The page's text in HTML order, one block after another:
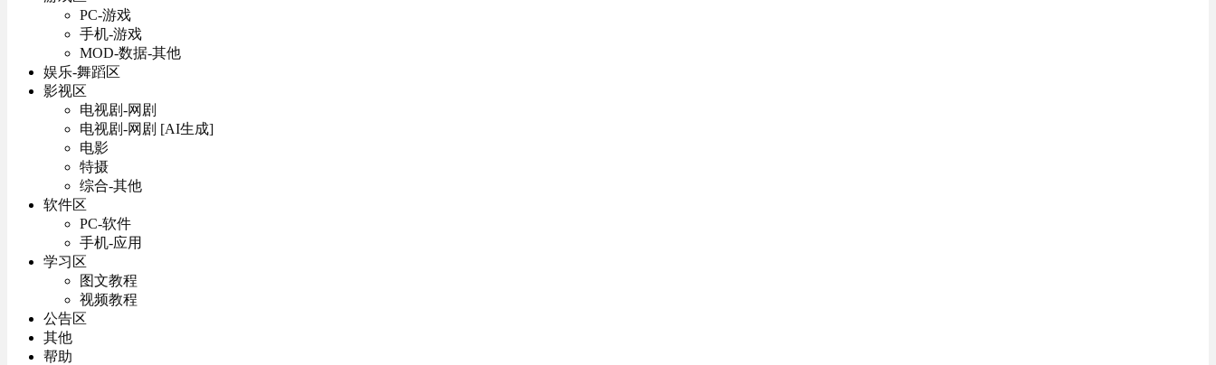
PC-游戏
手机-游戏
MOD-数据-其他
娱乐-舞蹈区
影视区
电视剧-网剧
电视剧-网剧 [AI生成]
电影
特摄
综合-其他
软件区
PC-软件
手机-应用
学习区
图文教程
视频教程
公告区
其他
帮助